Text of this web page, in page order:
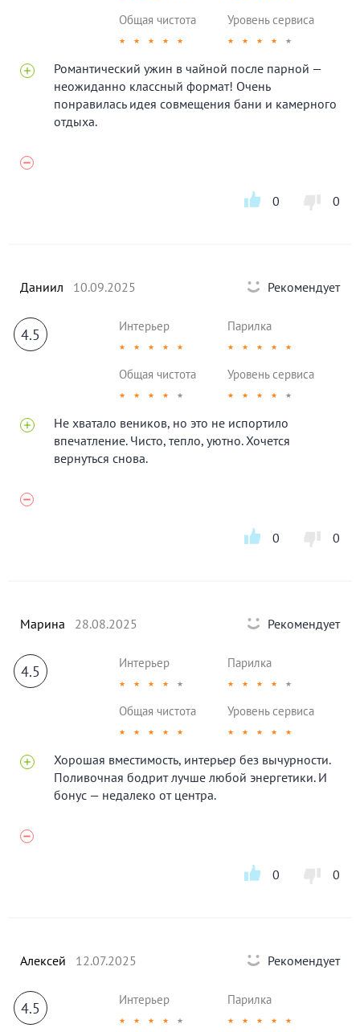
Общая чистота
★ ★ ★ ★ ★
Уровень сервиса
★ ★ ★ ★ ★
Романтический ужин в чайной после парной —
неожиданно классный формат! Очень
понравилась идея совмещения бани и камерного
отдыха.
0 0
Даниил 10.09.2025 Рекомендует
4.5 Интерьер
★ ★ ★ ★ ★
Парилка
★ ★ ★ ★ ★
Общая чистота
★ ★ ★ ★ ★
Уровень сервиса
★ ★ ★ ★ ★
Не хватало веников, но это не испортило
впечатление. Чисто, тепло, уютно. Хочется
вернуться снова.
0 0
Марина 28.08.2025 Рекомендует
4.5 Интерьер
★ ★ ★ ★ ★
Парилка
★ ★ ★ ★ ★
Общая чистота
★ ★ ★ ★ ★
Уровень сервиса
★ ★ ★ ★ ★
Хорошая вместимость, интерьер без вычурности.
Поливочная бодрит лучше любой энергетики. И
бонус — недалеко от центра.
0 0
Алексей 12.07.2025 Рекомендует
4.5 Интерьер
★ ★ ★ ★ ★
Парилка
★ ★ ★ ★ ★